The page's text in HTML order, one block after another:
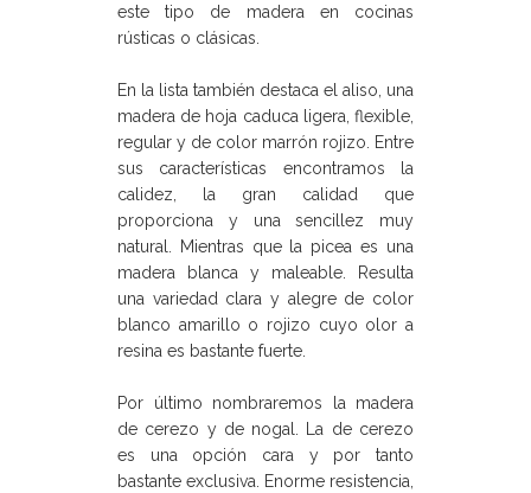
este tipo de madera en cocinas
rústicas o clásicas.
En la lista también destaca el aliso, una
madera de hoja caduca ligera, flexible,
regular y de color marrón rojizo. Entre
sus características encontramos la
calidez, la gran calidad que
proporciona y una sencillez muy
natural. Mientras que la picea es una
madera blanca y maleable. Resulta
una variedad clara y alegre de color
blanco amarillo o rojizo cuyo olor a
resina es bastante fuerte.
Por último nombraremos la madera
de cerezo y de nogal. La de cerezo
es una opción cara y por tanto
bastante exclusiva. Enorme resistencia,